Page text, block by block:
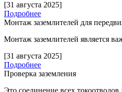
[31 августа 2025]
Подробнее
Монтаж заземлителей для
Монтаж заземлителей является
[31 августа 2025]
Подробнее
Проверка заземления